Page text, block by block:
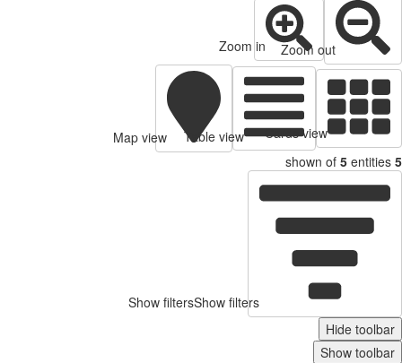
Zoom out
Zoom in
Cards view
Table view
Map view
shown of 5
Show filtersShow filters
Hide
Show